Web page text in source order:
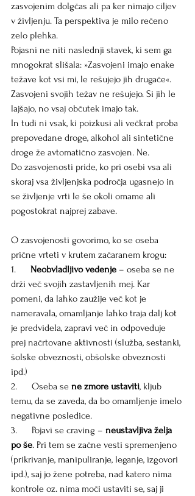
zasvojenim dolgčas ali pa ker nimajo ciljev
v življenju. Ta perspektiva je milo rečeno
zelo plehka.
Pojasni ne niti naslednji stavek, ki sem ga
mnogokrat slišala: »Zasvojeni imajo enake
težave kot vsi mi, le rešujejo jih drugače«.
Zasvojeni svojih težav ne rešujejo. Si jih le
lajšajo, no vsaj občutek imajo tak.
In tudi ni vsak, ki poizkusi ali večkrat proba
prepovedane droge, alkohol ali sintetične
droge že avtomatično zasvojen. Ne.
Do zasvojenosti pride, ko pri osebi vsa ali
skoraj vsa življenjska področja ugasnejo in
se življenje vrti le še okoli omame ali
pogostokrat najprej zabave.
O zasvojenosti govorimo, ko se oseba
prične vrteti v krutem začaranem krogu:
1.
Neobvladljivo vedenje – oseba se ne
drži več svojih zastavljenih mej. Kar
pomeni, da lahko zaužije več kot je
nameravala, omamljanje lahko traja dalj kot
je predvidela, zapravi več in odpoveduje
prej načrtovane aktivnosti (služba, sestanki,
šolske obveznosti, obšolske obveznosti
ipd.)
2.      Oseba se ne zmore ustaviti, kljub
temu, da se zaveda, da bo omamljenje imelo
negativne posledice.
3.      Pojavi se craving – neustavljiva želja
po še. Pri tem se začne vesti spremenjeno
(prikrivanje, manipuliranje, leganje, izgovori
ipd.), saj jo žene potreba, nad katero nima
kontrole oz. nima moči ustaviti se, saj ji